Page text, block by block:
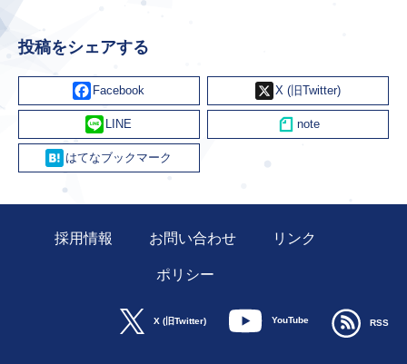
投稿をシェアする
Facebook X
Line
Hatena
採用情報 お問い合わせ リンク
ポリシー
X (旧Twitter) YouTube RSS